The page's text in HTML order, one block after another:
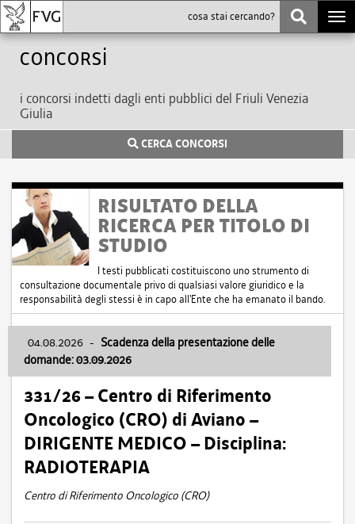
Concorsi
i concorsi indetti dagli enti pubblici del Friuli Venezia
Giulia
CERCA CONCORSI
RISULTATO DELLA
RICERCA PER TITOLO DI
STUDIO
I testi pubblicati costituiscono uno strumento di
consultazione documentale privo di qualsiasi valore giuridico e la
responsabilità degli stessi è in capo all'Ente che ha emanato il bando.
04.08.2026 - Scadenza della presentazione delle
domande: 03.09.2026
331/26 – Centro di Riferimento
Oncologico (CRO) di Aviano –
DIRIGENTE MEDICO – Disciplina:
RADIOTERAPIA
Centro di Riferimento Oncologico (CRO)